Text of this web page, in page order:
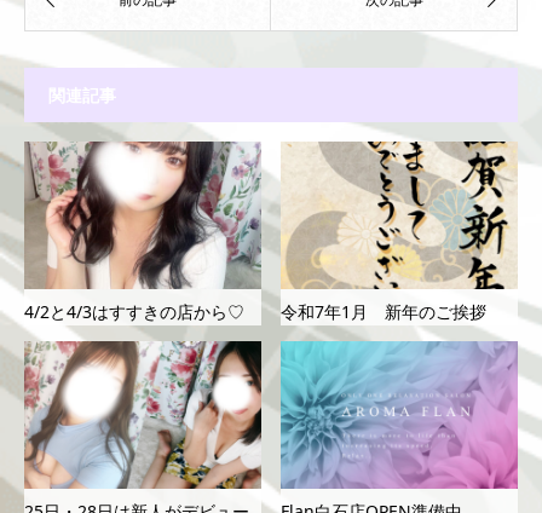
関連記事
4/2と4/3はすすきの店から♡ 令和7年1月 新年のご挨拶